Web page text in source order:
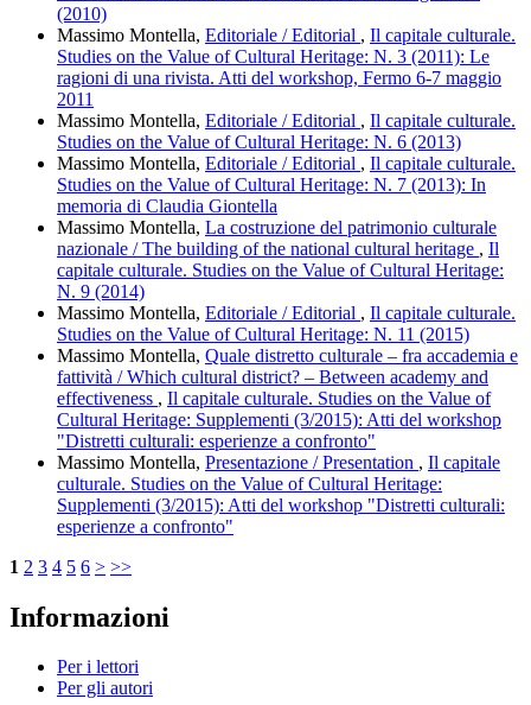
(2010)
Massimo Montella, Editoriale / Editorial , Il capitale culturale.
Studies on the Value of Cultural Heritage: N. 3 (2011): Le
ragioni di una rivista. Atti del workshop, Fermo 6-7 maggio
2011
Massimo Montella, Editoriale / Editorial , Il capitale culturale.
Studies on the Value of Cultural Heritage: N. 6 (2013)
Massimo Montella, Editoriale / Editorial , Il capitale culturale.
Studies on the Value of Cultural Heritage: N. 7 (2013): In
memoria di Claudia Giontella
Massimo Montella, La costruzione del patrimonio culturale
nazionale / The building of the national cultural heritage , Il
capitale culturale. Studies on the Value of Cultural Heritage:
N. 9 (2014)
Massimo Montella, Editoriale / Editorial , Il capitale culturale.
Studies on the Value of Cultural Heritage: N. 11 (2015)
Massimo Montella, Quale distretto culturale – fra accademia e
fattività / Which cultural district? – Between academy and
effectiveness , Il capitale culturale. Studies on the Value of
Cultural Heritage: Supplementi (3/2015): Atti del workshop
"Distretti culturali: esperienze a confronto"
Massimo Montella, Presentazione / Presentation , Il capitale
culturale. Studies on the Value of Cultural Heritage:
Supplementi (3/2015): Atti del workshop "Distretti culturali:
esperienze a confronto"
1 2 3 4 5 6 > >>
Informazioni
Per i lettori
Per gli autori